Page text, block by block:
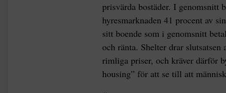
prisvärda bostäder. I genomsnitt
hyresmarknaden 41 procent av
sitt boende som i genomsnitt
och ränta. Shelter drar
rimliga priser, och kräver därför
housing” för att se till att